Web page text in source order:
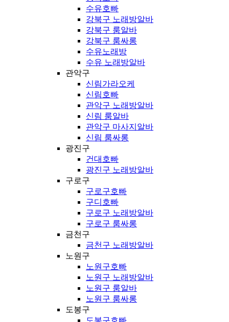
수유호빠
강북구 노래방알바
강북구 룸알바
강북구 룸싸롱
수유노래방
수유 노래방알바
관악구
신림가라오케
신림호빠
관악구 노래방알바
신림 룸알바
관악구 마사지알바
신림 룸싸롱
광진구
건대호빠
광진구 노래방알바
구로구
구로구호빠
구디호빠
구로구 노래방알바
구로구 룸싸롱
금천구
금천구 노래방알바
노원구
노원구호빠
노원구 노래방알바
노원구 룸알바
노원구 룸싸롱
도봉구
도봉구호빠